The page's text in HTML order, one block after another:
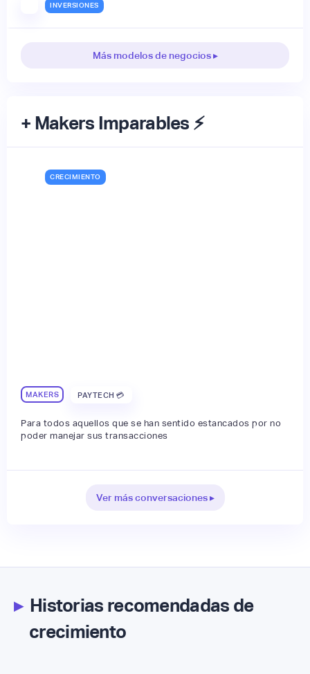
INVERSIONES
Más modelos de negocios ▸
+ Makers Imparables ⚡
CRECIMIENTO
MAKERS PAYTECH 💳
Para todos aquellos que se han sentido estancados por no
poder manejar sus transacciones
Ver más conversaciones ▸
▸Historias recomendadas de
crecimiento